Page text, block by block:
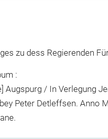
zu dess Regierenden
:
Augspurg / In Verlegung
Peter Detleffsen. Anno